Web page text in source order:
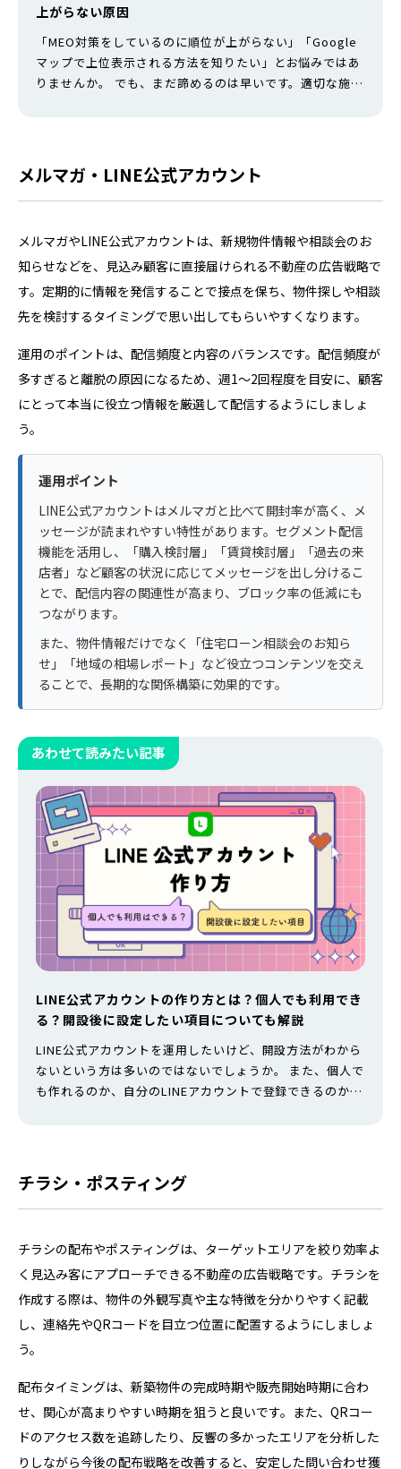
上がらない原因
「MEO対策をしているのに順位が上がらない」「Google
マップで上位表示される方法を知りたい」とお悩みではあ
りませんか。 でも、まだ諦めるのは早いです。適切な施策
が可能になります。 本記事では、MEOで上位表示される
仕組みから、具体的な方法…
メルマガ・LINE公式アカウント
メルマガやLINE公式アカウントは、新規物件情報や相談会のお
知らせなどを、見込み顧客に直接届けられる不動産の広告戦略で
す。定期的に情報を発信することで接点を保ち、物件探しや相談
先を検討するタイミングで思い出してもらいやすくなります。
運用のポイントは、配信頻度と内容のバランスです。配信頻度が
多すぎると離脱の原因になるため、週1～2回程度を目安に、顧客
にとって本当に役立つ情報を厳選して配信するようにしましょ
う。
運用ポイント
LINE公式アカウントはメルマガと比べて開封率が高く、メ
ッセージが読まれやすい特性があります。セグメント配信
機能を活用し、「購入検討層」「賃貸検討層」「過去の来
店者」など顧客の状況に応じてメッセージを出し分けるこ
とで、配信内容の関連性が高まり、ブロック率の低減にも
つながります。
また、物件情報だけでなく「住宅ローン相談会のお知ら
せ」「地域の相場レポート」など役立つコンテンツを交え
ることで、長期的な関係構築に効果的です。
あわせて読みたい記事
LINE公式アカウントの作り方とは？個人でも利用でき
る？開設後に設定したい項目についても解説
LINE公式アカウントを運用したいけど、開設方法がわから
ないという方は多いのではないでしょうか。 また、個人で
も作れるのか、自分のLINEアカウントで登録できるのかな
ので、LINE公式アカウントを作成・運用を検討したい方
は、ぜひ参考にして…
チラシ・ポスティング
チラシの配布やポスティングは、ターゲットエリアを絞り効率よ
く見込み客にアプローチできる不動産の広告戦略です。チラシを
作成する際は、物件の外観写真や主な特徴を分かりやすく記載
し、連絡先やQRコードを目立つ位置に配置するようにしましょ
う。
配布タイミングは、新築物件の完成時期や販売開始時期に合わ
せ、関心が高まりやすい時期を狙うと良いです。また、QRコー
ドのアクセス数を追跡したり、反響の多かったエリアを分析した
りしながら今後の配布戦略を改善すると、安定した問い合わせ獲